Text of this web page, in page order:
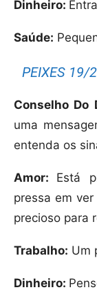
Dinheiro:
Saúde:
PEIXES 19/
Conselho Do
uma
entenda os
Amor: Está
pressa em
precioso para
Trabalho: Um
Dinheiro: